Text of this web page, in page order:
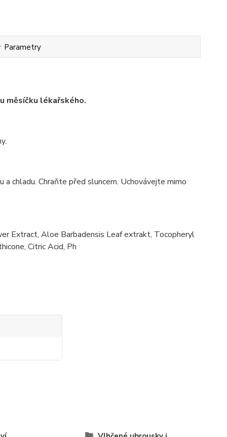
Parametry
měsíčku lékařského.
chladu. Chraňte před sluncem. Uchovávejte mimo
Extract, Aloe Barbadensis Leaf extrakt, Tocopheryl
Citric Acid, Ph